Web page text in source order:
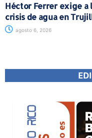
Héctor Ferrer exige a
crisis de agua en
agosto 6, 2026